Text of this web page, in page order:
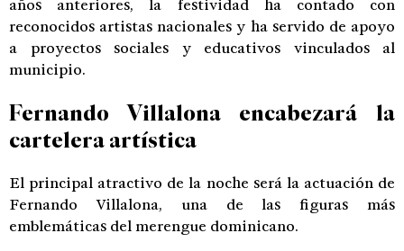
años anteriores, la festividad ha contado con
reconocidos artistas nacionales y ha servido de apoyo
a proyectos sociales y educativos vinculados al
municipio.
Fernando Villalona encabezará la
cartelera artística
El principal atractivo de la noche será la actuación de
Fernando Villalona, una de las figuras más
emblemáticas del merengue dominicano.